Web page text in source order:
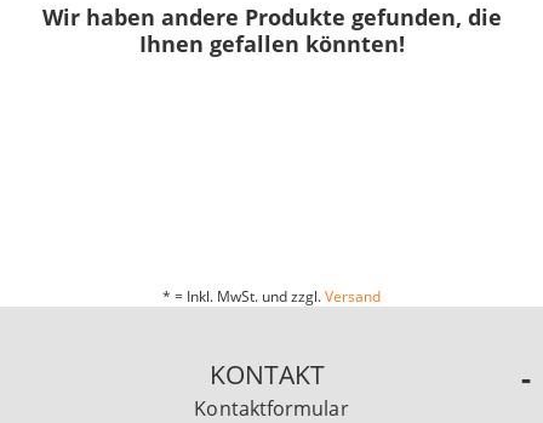
Wir haben andere Produkte gefunden, die
Ihnen gefallen könnten!
* = Inkl. MwSt. und zzgl.Versand
KONTAKT
Kontaktformular